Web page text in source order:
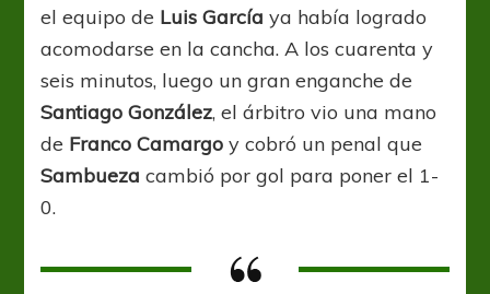
el equipo de Luis García ya había logrado
acomodarse en la cancha. A los cuarenta y
seis minutos, luego un gran enganche de
Santiago González, el árbitro vio una mano
de Franco Camargo y cobró un penal que
Sambueza cambió por gol para poner el 1-
0.